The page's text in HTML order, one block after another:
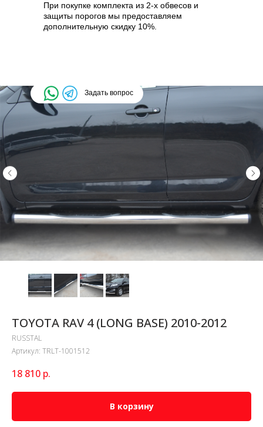
При покупке комплекта из 2-х обвесов и
защиты порогов мы предоставляем
дополнительную скидку 10%.
Задать вопрос
TOYOTA RAV 4 (LONG BASE) 2010-2012
RUSSTAL
Артикул: TRLT-1001512
18 810 р.
В корзину